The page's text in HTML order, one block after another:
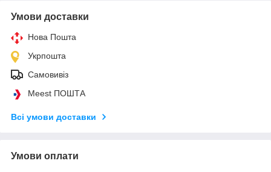
Умови доставки
Нова Пошта
Укрпошта
Самовивіз
Meest ПОШТА
Всі умови доставки
Умови оплати